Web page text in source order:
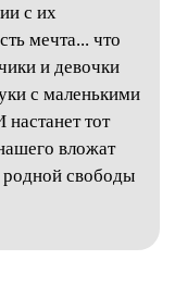
с их
мечта... что
и девочки
с маленькими
тот
вложат
свободы